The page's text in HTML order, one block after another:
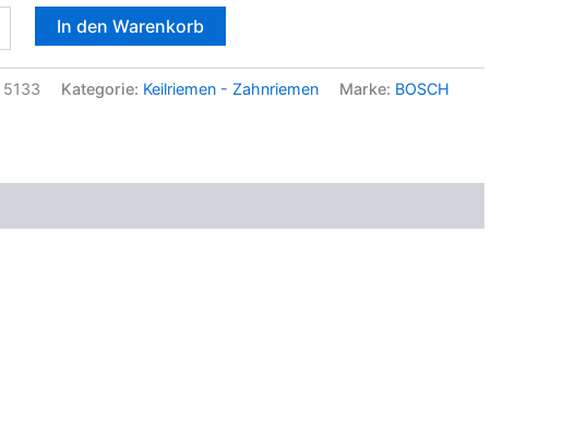
In den Warenkorb
5133 Kategorie: Keilriemen - Zahnriemen Marke: BOSCH